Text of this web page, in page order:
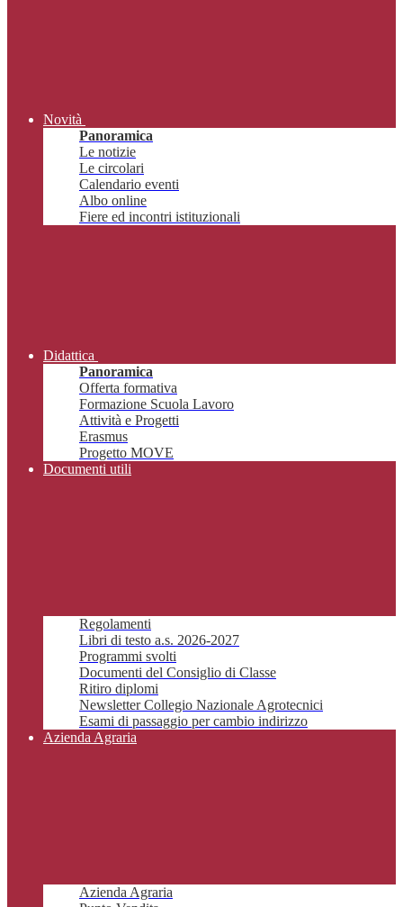
Novità
Panoramica
Le notizie
Le circolari
Calendario eventi
Albo online
Fiere ed incontri istituzionali
Didattica
Panoramica
Offerta formativa
Formazione Scuola Lavoro
Attività e Progetti
Erasmus
Progetto MOVE
Documenti utili
Regolamenti
Libri di testo a.s. 2026-2027
Programmi svolti
Documenti del Consiglio di Classe
Ritiro diplomi
Newsletter Collegio Nazionale Agrotecnici
Esami di passaggio per cambio indirizzo
Azienda Agraria
Azienda Agraria